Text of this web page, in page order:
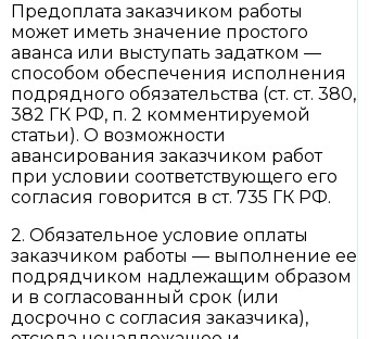
Предоплата заказчиком работы
может иметь значение простого
аванса или выступать задатком —
способом обеспечения исполнения
подрядного обязательства (ст. ст. 380,
382 ГК РФ, п. 2 комментируемой
статьи). О возможности
авансирования заказчиком работ
при условии соответствующего его
согласия говорится в ст. 735 ГК РФ.
2. Обязательное условие оплаты
заказчиком работы — выполнение ее
подрядчиком надлежащим образом
и в согласованный срок (или
досрочно с согласия заказчика),